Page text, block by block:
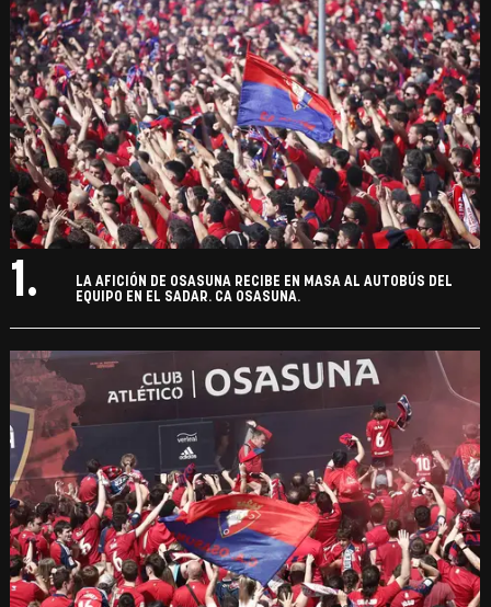
1.
LA AFICIÓN DE OSASUNA RECIBE EN MASA AL AUTOBÚS DEL
EQUIPO EN EL SADAR. CA OSASUNA.